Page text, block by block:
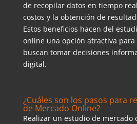
de recopilar datos en tiempo
costos y la obtención de
Estos beneficios hacen del
online una opción atractiva
buscan tomar decisiones
digital.
¿Cuáles son los pasos para
de Mercado Online?
Realizar un estudio de mercado